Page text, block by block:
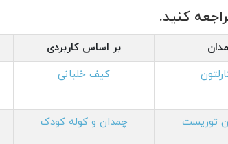
کنید.
بر اساس کاربردی
کیف خلبانی
توریست چمدان و کوله کودک